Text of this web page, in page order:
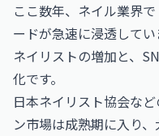
ここ数年、ネイル業界
ードが急速に浸透して
ネイリストの増加と、
化です。
日本ネイリスト協会な
ン市場は成熟期に入り